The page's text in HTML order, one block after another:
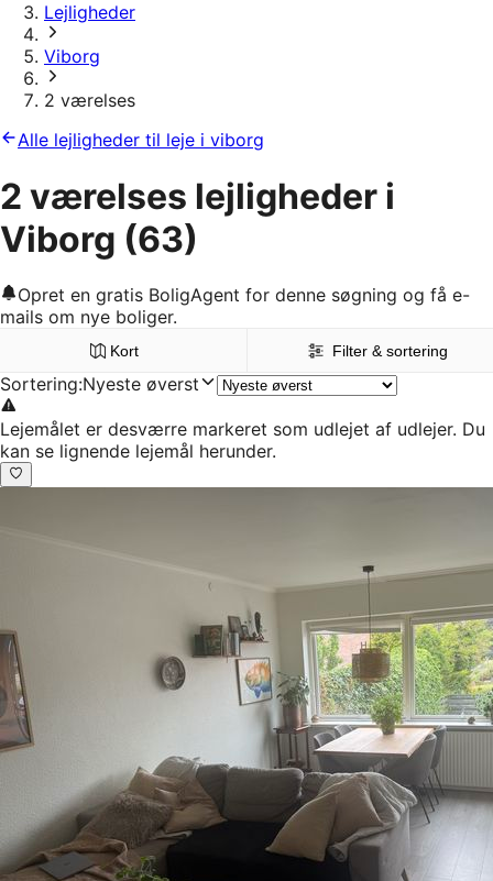
Lejligheder
Viborg
2 værelses
Alle lejligheder til leje i viborg
2 værelses lejligheder i
Viborg (63)
Opret en gratis BoligAgent for denne søgning og få e-
mails om nye boliger.
Kort Filter & sortering
Sortering:Nyeste øverst
Lejemålet er desværre markeret som udlejet af udlejer. Du
kan se lignende lejemål herunder.